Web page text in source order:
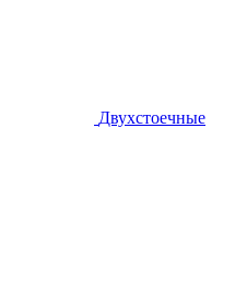
Двухстоечные